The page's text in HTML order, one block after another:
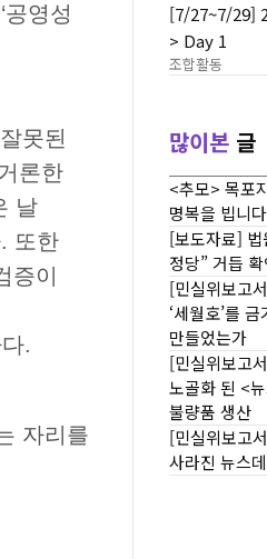
‘공영성
못된
론한
날
. 또한
증이
.
자리를
[7/27~7/29]
> Day 1
조합활동
많이본 글
<추모> 목포
명복을 빕니다
[보도자료]
정당” 거듭 확
[민실위보고
‘세월호’를
만들었는가
[민실위보고
노골화 된 <
불량품 생산
[민실위보고
사라진 뉴스